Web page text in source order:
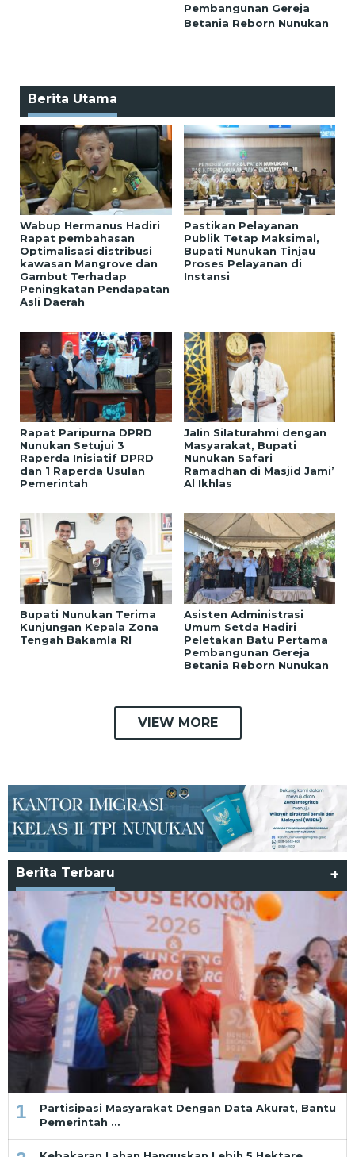
Pembangunan Gereja
Betania Reborn Nunukan
Berita Utama
Wabup Hermanus Hadiri
Rapat pembahasan
Optimalisasi distribusi
kawasan Mangrove dan
Gambut Terhadap
Peningkatan Pendapatan
Asli Daerah
Pastikan Pelayanan
Publik Tetap Maksimal,
Bupati Nunukan Tinjau
Proses Pelayanan di
Instansi
Rapat Paripurna DPRD
Nunukan Setujui 3
Raperda Inisiatif DPRD
dan 1 Raperda Usulan
Pemerintah
Jalin Silaturahmi dengan
Masyarakat, Bupati
Nunukan Safari
Ramadhan di Masjid Jami’
Al Ikhlas
Bupati Nunukan Terima
Kunjungan Kepala Zona
Tengah Bakamla RI
Asisten Administrasi
Umum Setda Hadiri
Peletakan Batu Pertama
Pembangunan Gereja
Betania Reborn Nunukan
VIEW MORE
Berita Terbaru +
1
Partisipasi Masyarakat Dengan Data Akurat, Bantu
Pemerintah …